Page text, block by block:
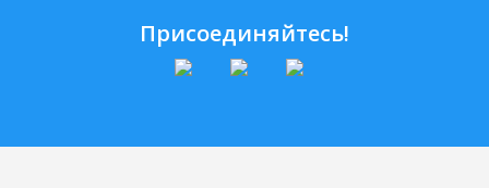
Присоединяйтесь!